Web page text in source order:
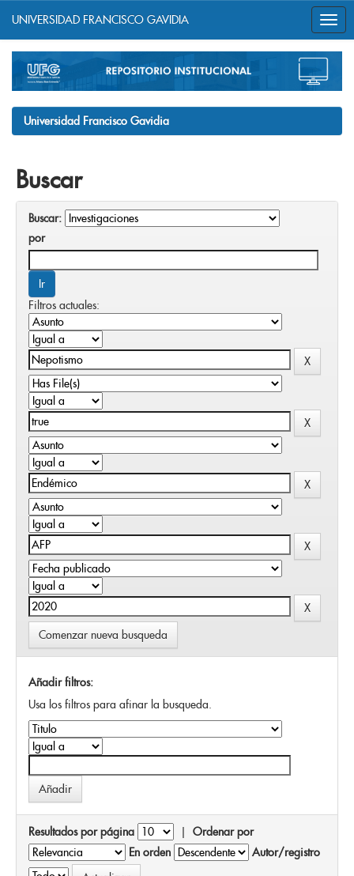
navigation
UNIVERSIDAD FRANCISCO GAVIDIA
Universidad Francisco Gavidia
Buscar
Buscar:
por
Filtros actuales:
Comenzar nueva busqueda
Añadir filtros:
Usa los filtros para afinar la busqueda.
Resultados por página | Ordenar por
En orden
Autor/registro